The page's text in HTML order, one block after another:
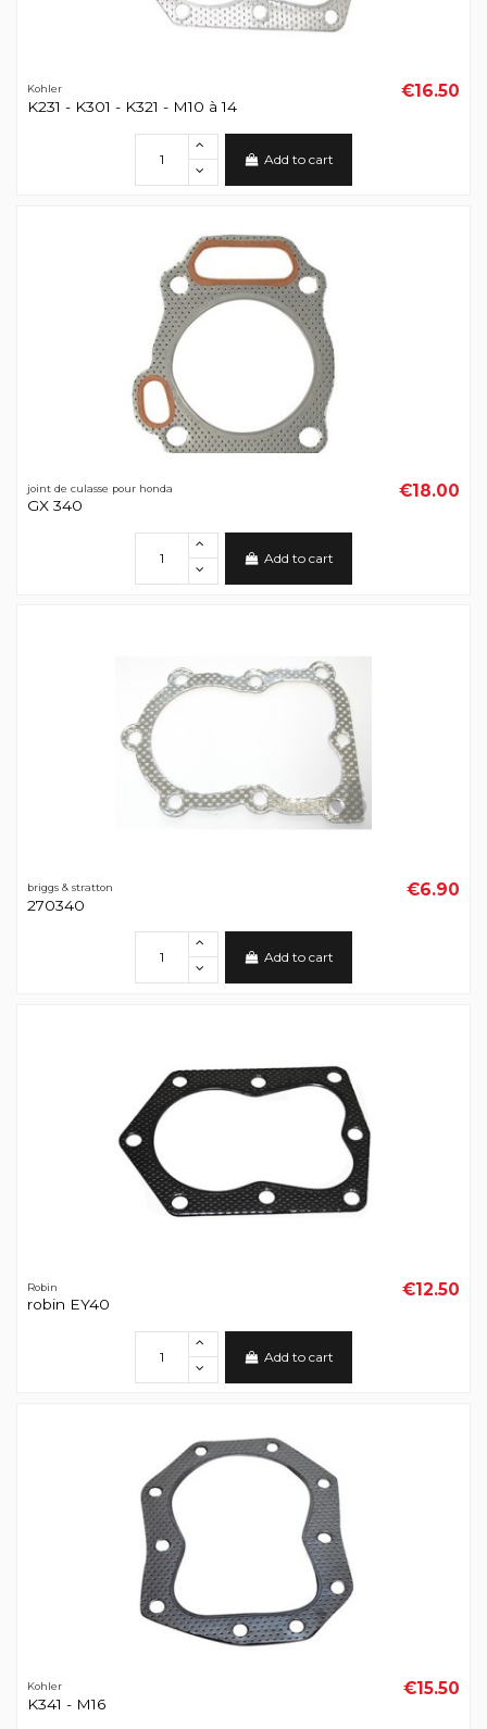
Kohler
K231 - K301 - K321 - M10 à 14
€16.50
Add to cart
joint de culasse pour honda
GX 340
€18.00
Add to cart
briggs & stratton
270340
€6.90
Add to cart
Robin
robin EY40
€12.50
Add to cart
Kohler
K341 - M16
€15.50